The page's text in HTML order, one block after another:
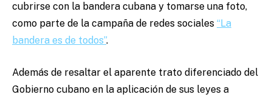
cubrirse con la bandera cubana y tomarse una foto,
como parte de la campaña de redes sociales “La
bandera es de todos”.
Además de resaltar el aparente trato diferenciado del
Gobierno cubano en la aplicación de sus leyes a